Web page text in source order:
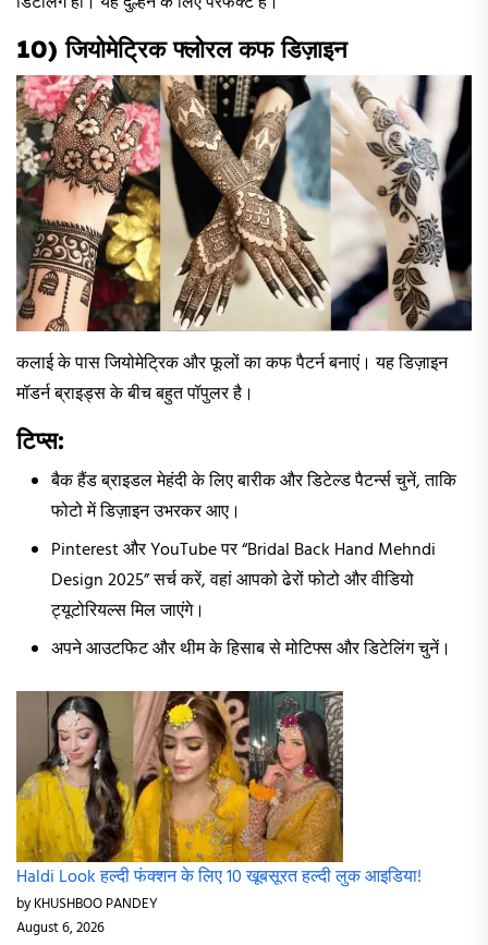
10) जियोमेट्रिक फ्लोरल कफ डिज़ाइन
कलाई के पास जियोमेट्रिक और फूलों का कफ पैटर्न बनाएं। यह डिज़ाइन
मॉडर्न ब्राइड्स के बीच बहुत पॉपुलर है।
टिप्स:
बैक हैंड ब्राइडल मेहंदी के लिए बारीक और डिटेल्ड पैटर्न्स चुनें, ताकि
फोटो में डिज़ाइन उभरकर आए।
Pinterest और YouTube पर “Bridal Back Hand Mehndi
Design 2025” सर्च करें, वहां आपको ढेरों फोटो और वीडियो
ट्यूटोरियल्स मिल जाएंगे।
अपने आउटफिट और थीम के हिसाब से मोटिफ्स और डिटेलिंग चुनें।
Haldi Look हल्दी फंक्शन के लिए 10 खूबसूरत हल्दी लुक आइडिया!
by KHUSHBOO PANDEY
August 6, 2026